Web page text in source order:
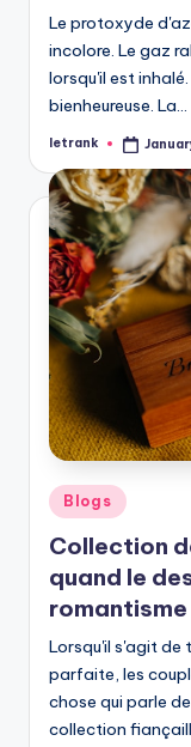
Le protoxyde
incolore. Le gaz
lorsqu'il est
bienheureuse. La…
Posted
letrank
Posted
in
Blogs
Collection
quand le
Lorsqu'il s'agit de
parfaite, les
chose qui parle
collection